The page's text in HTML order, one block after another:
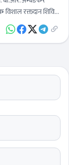
रक्तदान शिविर